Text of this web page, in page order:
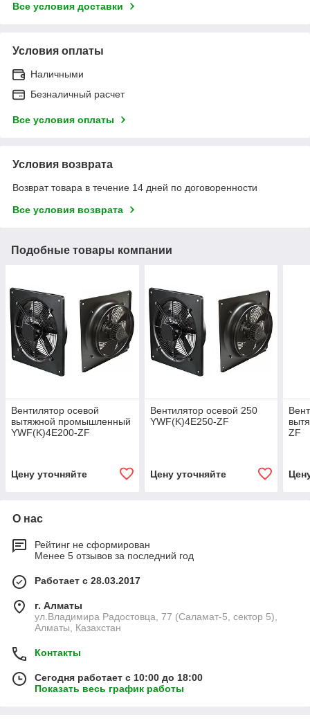
Все условия доставки
Условия оплаты
Наличными
Безналичный расчет
Все условия оплаты
Условия возврата
Возврат товара в течение 14 дней по договоренности
Все условия возврата
Подобные товары компании
Вентилятор осевой
вытяжной промышленный
YWF(K)4E200-ZF
Цену уточняйте
Вентилятор осевой 250
YWF(K)4E250-ZF
Цену уточняйте
ZF
О нас
Рейтинг не сформирован
Менее 5 отзывов за последний год
Работает с 28.03.2017
г. Алматы
ул.Владимира Радостовца, 77 (Саламат-5, сектор 5),
Алматы, Казахстан
Контакты
Сегодня работает с 10:00 до 18:00
Показать весь график работы